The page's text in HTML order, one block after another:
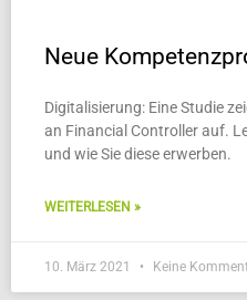
Neue
Digitalisierung: Eine Studie
an Financial Controller auf.
und wie Sie diese erwerben.
WEITERLESEN »
10. März 2021 Keine